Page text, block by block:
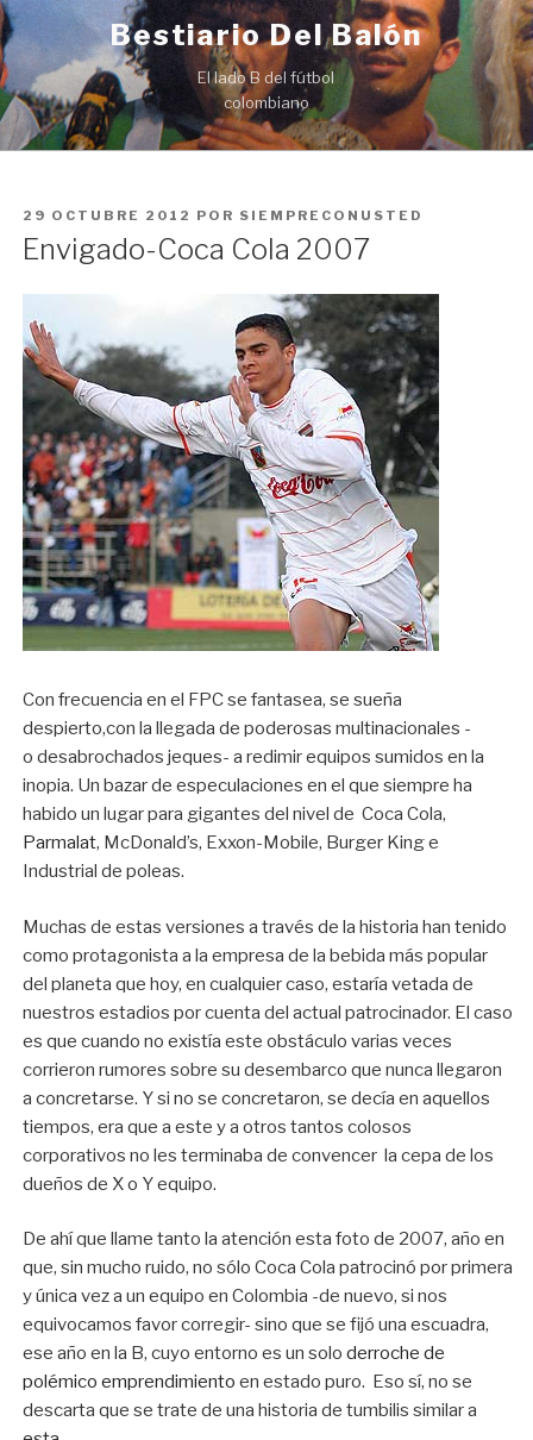
Ir
al
contenido
Bestiario Del Balón
El lado B del fútbol
colombiano
PUBLICADO
EN
29 OCTUBRE 2012 POR SIEMPRECONUSTED
Envigado-Coca Cola 2007
Con frecuencia en el FPC se fantasea, se sueña
despierto,con la llegada de poderosas multinacionales -
o desabrochados jeques- a redimir equipos sumidos en la
inopia. Un bazar de especulaciones en el que siempre ha
habido un lugar para gigantes del nivel de Coca Cola,
Parmalat, McDonald’s, Exxon-Mobile, Burger King e
Industrial de poleas.
Muchas de estas versiones a través de la historia han tenido
como protagonista a la empresa de la bebida más popular
del planeta que hoy, en cualquier caso, estaría vetada de
nuestros estadios por cuenta del actual patrocinador. El caso
es que cuando no existía este obstáculo varias veces
corrieron rumores sobre su desembarco que nunca llegaron
a concretarse. Y si no se concretaron, se decía en aquellos
tiempos, era que a este y a otros tantos colosos
corporativos no les terminaba de convencer la cepa de los
dueños de X o Y equipo.
De ahí que llame tanto la atención esta foto de 2007, año en
que, sin mucho ruido, no sólo Coca Cola patrocinó por primera
y única vez a un equipo en Colombia -de nuevo, si nos
equivocamos favor corregir- sino que se fijó una escuadra,
ese año en la B, cuyo entorno es un soloderroche de
polémico emprendimiento en estado puro. Eso sí, no se
descarta que se trate de una historia de tumbilis similar a